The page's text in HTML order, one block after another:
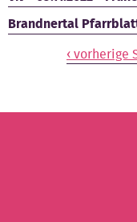
Brandnertal
‹ vorherige